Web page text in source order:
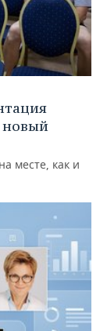
новый
месте, как и